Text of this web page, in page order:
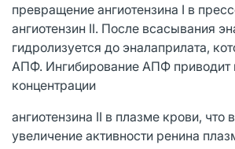
превращение ангиотензина I в
ангиотензин II. После всасывания
гидролизуется до эналаприлата,
АПФ. Ингибирование АПФ
концентрации
ангиотензина II в плазме крови, что
увеличение активности ренина